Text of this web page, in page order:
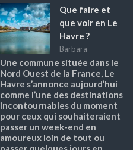
Que faire et
que voir en Le
Havre ?
Barbara
Une commune située dans le
Nord Ouest de la France, Le
Havre s’annonce aujourd’hui
comme l’une des destinations
incontournables du moment
pour ceux qui souhaiteraient
passer un week-end en
amoureux loin de tout ou